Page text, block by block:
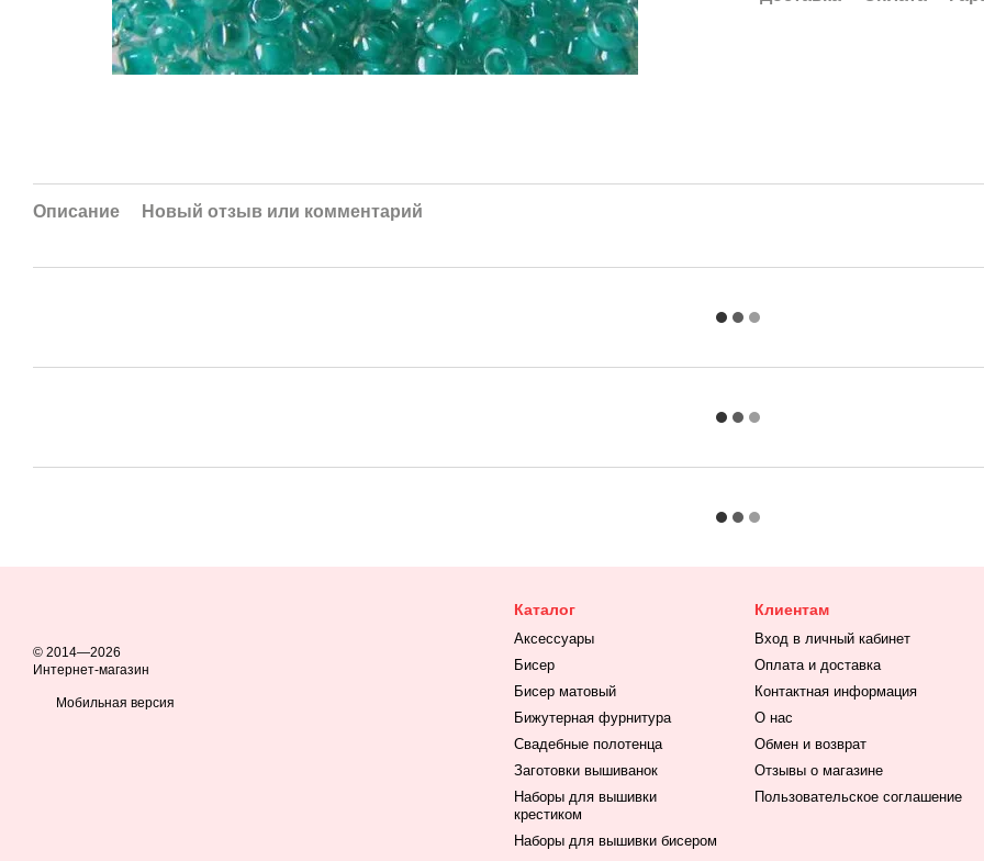
Описание Новый отзыв или комментарий
© 2014—2026
Интернет-магазин
Мобильная версия
Каталог
Аксессуары
Бисер
Бисер матовый
Бижутерная фурнитура
Свадебные полотенца
Заготовки вышиванок
Наборы для вышивки
крестиком
Наборы для вышивки бисером
Клиентам
Вход в личный кабинет
Оплата и доставка
Контактная информация
О нас
Обмен и возврат
Отзывы о магазине
Пользовательское соглашение